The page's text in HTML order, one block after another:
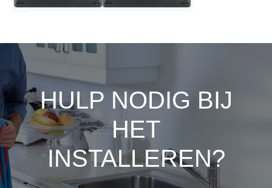
HULP NODIG BIJ
HET
INSTALLEREN?